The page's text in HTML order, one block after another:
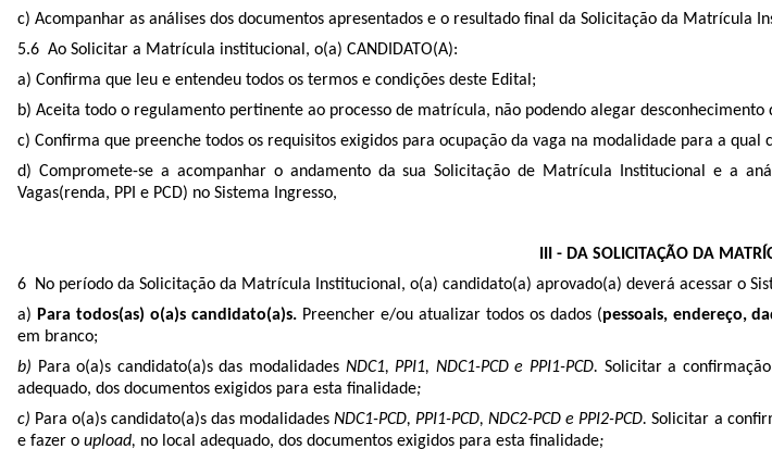
c) Acompanhar as análises dos documentos apresentados e o resultado final da Solicitação da Matrícula
5.6 Ao Solicitar a Matrícula institucional, o(a) CANDIDATO(A):
a) Confirma que leu e entendeu todos os termos e condições deste Edital;
b) Aceita todo o regulamento pertinente ao processo de matrícula, não podendo alegar desconhecimento
c) Confirma que preenche todos os requisitos exigidos para ocupação da vaga na modalidade para a qual
d) Compromete-se a acompanhar o andamento da sua Solicitação de Matrícula Institucional e a
Vagas(renda, PPI e PCD) no Sistema Ingresso,
III - DA SOLICITAÇÃO DA
6 No período da Solicitação da Matrícula Institucional, o(a) candidato(a) aprovado(a) deverá acessar o
a) Para todos(as) o(a)s candidato(a)s.Preencher e/ou atualizar todos os dados (pessoais, endereço,
em branco;
b) Para o(a)s candidato(a)s das modalidades NDC1, PPI1, NDC1-PCD e PPI1-PCD. Solicitar a
adequado, dos documentos exigidos para esta finalidade;
c) Para o(a)s candidato(a)s das modalidades NDC1-PCD, PPI1-PCD, NDC2-PCD e PPI2-PCD.Solicitar a
e fazer o upload, no local adequado, dos documentos exigidos para esta finalidade;